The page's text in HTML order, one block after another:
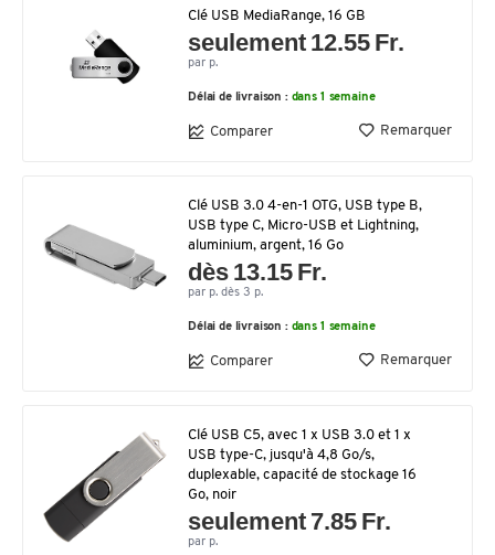
Clé USB MediaRange, 16 GB
seulement 12.55 Fr.
par p.
Délai de livraison : dans 1 semaine
Comparer Remarquer
Clé USB 3.0 4-en-1 OTG, USB type B,
USB type C, Micro-USB et Lightning,
aluminium, argent, 16 Go
dès 13.15 Fr.
par p. dès 3 p.
Délai de livraison : dans 1 semaine
Comparer Remarquer
Clé USB C5, avec 1 x USB 3.0 et 1 x
USB type-C, jusqu'à 4,8 Go/s,
duplexable, capacité de stockage 16
Go, noir
seulement 7.85 Fr.
par p.